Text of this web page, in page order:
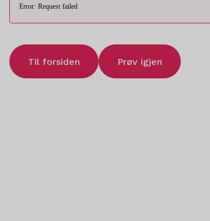
Error: Request failed
Til forsiden Prøv igjen